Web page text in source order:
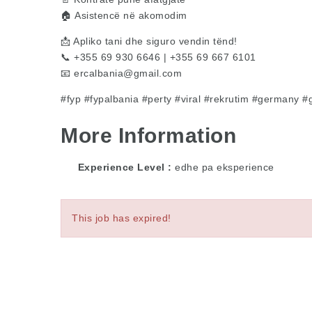
🏠 Asistencë në akomodim
📩 Apliko tani dhe siguro vendin tënd!
📞 +355 69 930 6646 | +355 69 667 6101
📧 ercalbania@gmail.com
#fyp #fypalbania #perty #viral #rekrutim #germany
More Information
Experience Level edhe pa eksperience
This job has expired!